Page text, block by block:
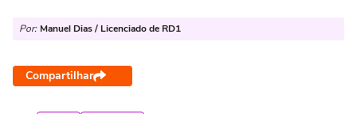
Por: Manuel Dias / Licenciado de RD1
Compartilhar